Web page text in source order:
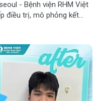
- Bệnh viện RHM Việt
điều trị, mô phỏng kết